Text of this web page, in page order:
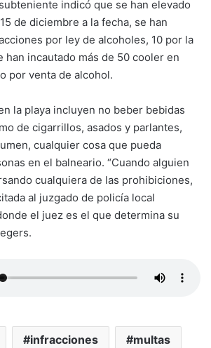
indicó que se han elevado
de diciembre a la fecha, se han
por ley de alcoholes, 10 por la
han incautado más de 50 cooler en
por venta de alcohol.
la playa incluyen no beber bebidas
de cigarrillos, asados y parlantes,
cualquier cosa que pueda
en el balneario. “Cuando alguien
cualquiera de las prohibiciones,
al juzgado de policía local
el juez es el que determina su
infracciones multas